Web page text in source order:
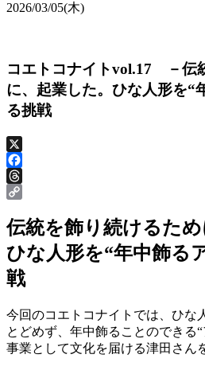
2026/03/05(木)
コエトコナイトvol.17 －伝
に、起業した。ひな人形を“
る挑戦
X
Facebook
Threads
Link
伝統を飾り続けるため
ひな人形を“年中飾る
戦
今回のコエトコナイトでは、ひな
とどめず、年中飾ることのできる“
事業として文化を届ける津田さん